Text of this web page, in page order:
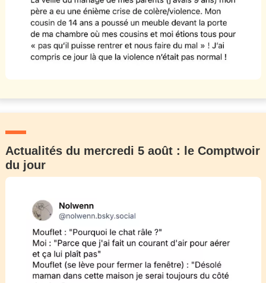
Actualités du mercredi 5 août : le Comptwoir
du jour